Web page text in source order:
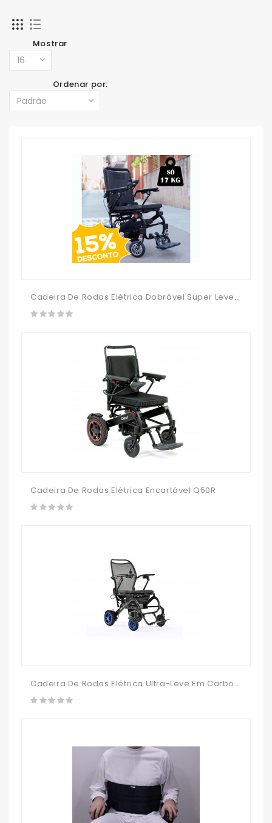
Mostrar
Ordenar por:
Cadeira De Rodas Elétrica Dobrável Super Leve R650
Cadeira De Rodas Elétrica Encartável Q50R
Cadeira De Rodas Elétrica Ultra-Leve Em Carbono Q50R Carbon